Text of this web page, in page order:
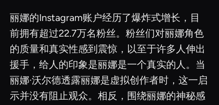
丽娜的Instagram账户经历了爆炸式增长，目
前拥有超过22.7万名粉丝。粉丝们对丽娜角色
的质量和真实性感到震惊，以至于许多人伸出
援手，给人的印象是丽娜是一个真实的人。当
丽娜·沃尔德透露丽娜是虚拟创作者时，这一启
示并没有阻止观众。相反，围绕丽娜的神秘感